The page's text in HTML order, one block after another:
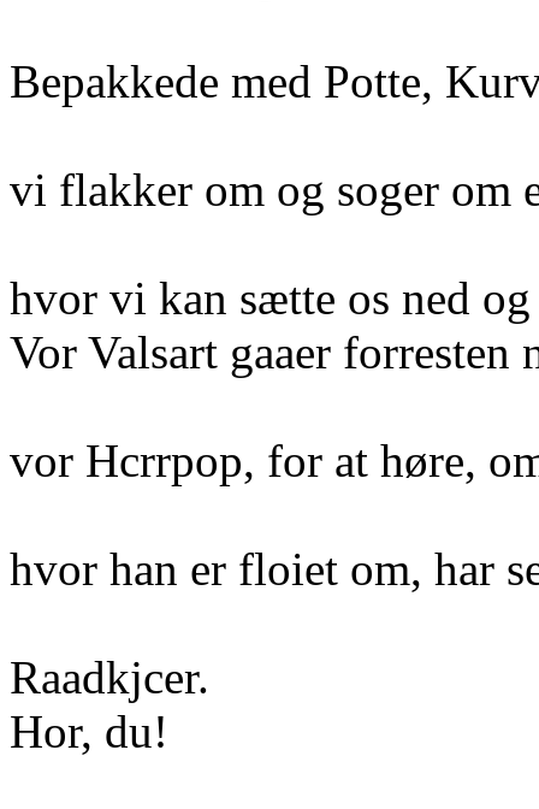
Bepakkede med Potte,
vi flakker om og soger om
hvor vi kan sætte os ned
Vor Valsart gaaer forresten
vor Hcrrpop, for at høre,
hvor han er floiet om, har
Raadkjcer.
Hor, du!